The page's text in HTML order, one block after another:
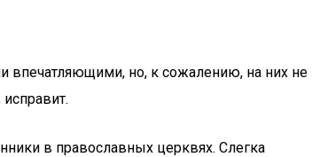
впечатляющими, но, к сожалению, на них не
в православных церквях. Слегка